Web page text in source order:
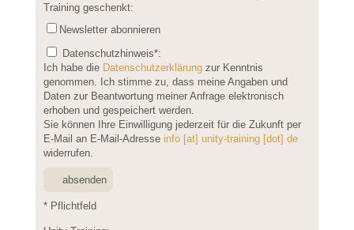
Training geschenkt:
Newsletter abonnieren
Datenschutzhinweis*:
Ich habe die Datenschutzerklärungzur Kenntnis
genommen. Ich stimme zu, dass meine Angaben und
Daten zur Beantwortung meiner Anfrage elektronisch
erhoben und gespeichert werden.
Sie können Ihre Einwilligung jederzeit für die Zukunft per
E-Mail an E-Mail-Adresse info [at] unity-training [dot] de
widerrufen.
* Pflichtfeld